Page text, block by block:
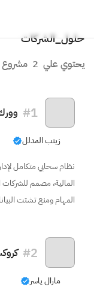
حلول_الشركات
يحتوي علي 2 مشروع
#1
زينب المدلل
نظام سحابي متكامل
المالية، مصمم
المهام ومنع تشتت
#2
مارال ياسر